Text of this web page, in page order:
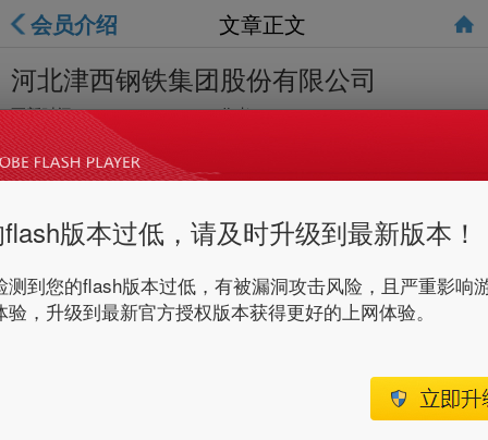
会员介绍 文章正文
河北津西钢铁集团股份有限公司
更新时间：2017-03-08 16:29作者：
河北津西钢铁集团股份有限公司，始建于1986年10月。
2009年12月，经河北省工商行政管理局核准成立河北津西钢
版本过低，请及时升级到最新版本！
测到您的flash版本过低，有被漏洞攻击风险，且严重影响
验，升级到最新官方授权版本获得更好的上网体验。